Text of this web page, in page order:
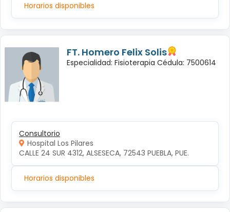
Horarios disponibles
FT. Homero Felix Solis
Especialidad: Fisioterapia Cédula: 7500614
Consultorio
Hospital Los Pilares
CALLE 24 SUR 4312, ALSESECA, 72543 PUEBLA, PUE.
Horarios disponibles